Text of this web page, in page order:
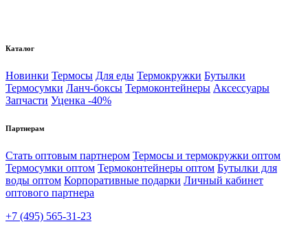
Каталог
Новинки Термосы Для еды Термокружки Бутылки
Термосумки Ланч-боксы Термоконтейнеры Аксессуары
Запчасти Уценка -40%
Партнерам
Стать оптовым партнером Термосы и термокружки оптом
Термосумки оптом Термоконтейнеры оптом Бутылки для
воды оптом Корпоративные подарки Личный кабинет
оптового партнера
+7 (495) 565-31-23